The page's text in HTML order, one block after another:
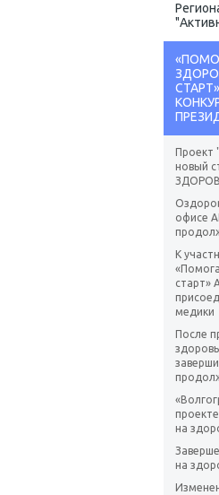
Проект
новый
офисе
К
старт»
медики
После
на
на